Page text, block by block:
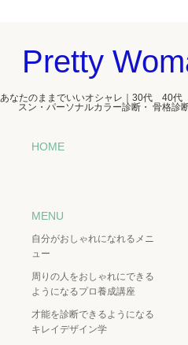
Pretty
あなたのままでいいオシャレ｜30代 40代
スン・パーソナルカラー診断・ 骨格診
HOME
MENU
自分がおしゃれになれるメニ
ュー
周りの人をおしゃれにできる
ようになるプロ養成講座
才能を診断できるようになる
キレイデザイン学